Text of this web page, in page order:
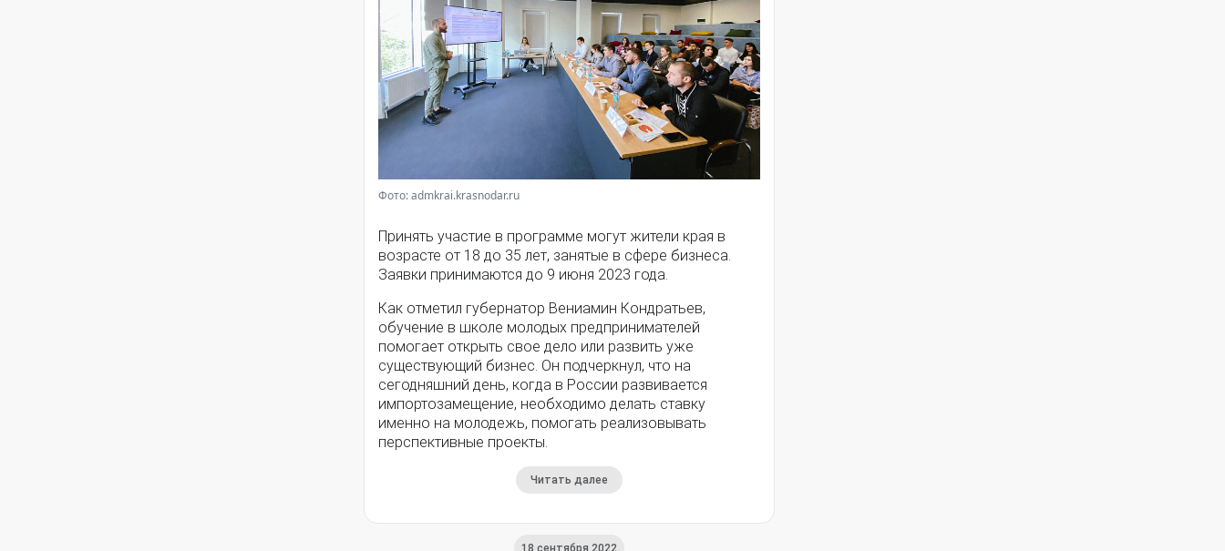
Фото: admkrai.krasnodar.ru
Принять участие в программе могут жители края в
возрасте от 18 до 35 лет, занятые в сфере бизнеса.
Заявки принимаются до 9 июня 2023 года.
Как отметил губернатор Вениамин Кондратьев,
обучение в школе молодых предпринимателей
помогает открыть свое дело или развить уже
существующий бизнес. Он подчеркнул, что на
сегодняшний день, когда в России развивается
импортозамещение, необходимо делать ставку
именно на молодежь, помогать реализовывать
перспективные проекты.
Читать далее
18 сентября 2022